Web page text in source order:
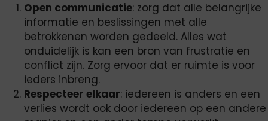
Open communicatie: zorg dat alle belangrijke
informatie en beslissingen met alle
betrokkenen worden gedeeld. Alles wat
onduidelijk is kan een bron van frustratie en
conflict zijn. Zorg ervoor dat er ruimte is voor
ieders inbreng.
Respecteer elkaar: iedereen is anders en een
verlies wordt ook door iedereen op een andere